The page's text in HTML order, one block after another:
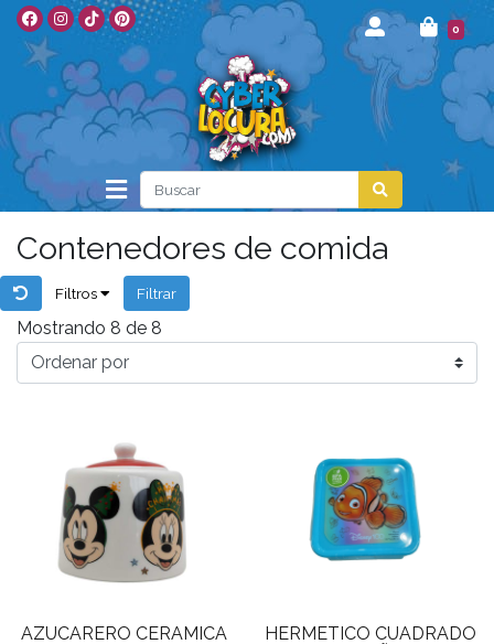
0
Contenedores de comida
Filtros Filtrar
Mostrando 8 de 8
AZUCARERO CERAMICA
HERMETICO CUADRADO